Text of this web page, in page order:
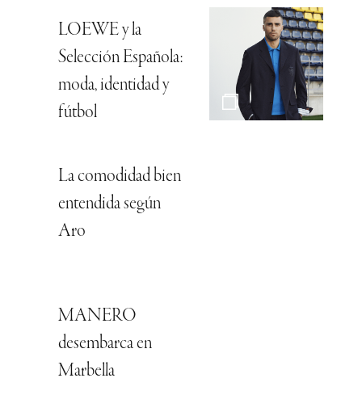
LOEWE y la
Selección Española:
moda, identidad y
fútbol
La comodidad bien
entendida según
Aro
MANERO
desembarca en
Marbella